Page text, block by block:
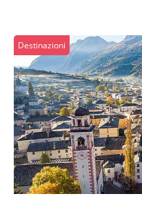
Destinazioni